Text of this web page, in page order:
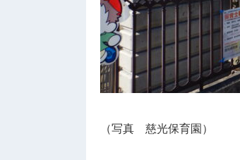
（写真 慈光保育園）